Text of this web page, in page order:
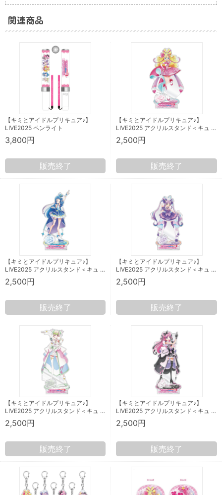
関連商品
【キミとアイドルプリキュア♪】
LIVE2025 ペンライト
3,800円
販売終了
【キミとアイドルプリキュア♪】
LIVE2025 アクリルスタンド＜キュ …
2,500円
販売終了
【キミとアイドルプリキュア♪】
LIVE2025 アクリルスタンド＜キュ …
2,500円
販売終了
【キミとアイドルプリキュア♪】
LIVE2025 アクリルスタンド＜キュ …
2,500円
販売終了
【キミとアイドルプリキュア♪】
LIVE2025 アクリルスタンド＜キュ …
2,500円
販売終了
【キミとアイドルプリキュア♪】
LIVE2025 アクリルスタンド＜キュ …
2,500円
販売終了